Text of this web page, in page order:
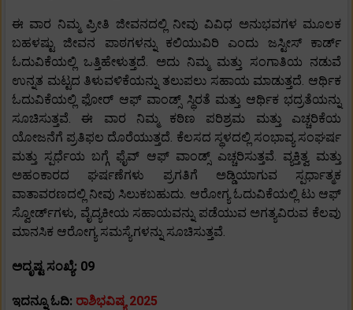
ಈ ವಾರ ನಿಮ್ಮ ಪ್ರೀತಿ ಜೀವನದಲ್ಲಿ ನೀವು ವಿವಿಧ ಅನುಭವಗಳ ಮೂಲಕ
ಬಹಳಷ್ಟು ಜೀವನ ಪಾಠಗಳನ್ನು ಕಲಿಯುವಿರಿ ಎಂದು ಜಸ್ಟೀಸ್ ಕಾರ್ಡ್
ಓದುವಿಕೆಯಲ್ಲಿ ಒತ್ತಿಹೇಳುತ್ತದೆ. ಅದು ನಿಮ್ಮ ಮತ್ತು ಸಂಗಾತಿಯ ನಡುವೆ
ಉನ್ನತ ಮಟ್ಟದ ತಿಳುವಳಿಕೆಯನ್ನು ತಲುಪಲು ಸಹಾಯ ಮಾಡುತ್ತದೆ. ಆರ್ಥಿಕ
ಓದುವಿಕೆಯಲ್ಲಿ ಫೋರ್ ಆಫ್ ವಾಂಡ್ಸ್ ಸ್ಥಿರತೆ ಮತ್ತು ಆರ್ಥಿಕ ಭದ್ರತೆಯನ್ನು
ಸೂಚಿಸುತ್ತವೆ. ಈ ವಾರ ನಿಮ್ಮ ಕಠಿಣ ಪರಿಶ್ರಮ ಮತ್ತು ಎಚ್ಚರಿಕೆಯ
ಯೋಜನೆಗೆ ಪ್ರತಿಫಲ ದೊರೆಯುತ್ತದೆ. ಕೆಲಸದ ಸ್ಥಳದಲ್ಲಿ ಸಂಭಾವ್ಯ ಸಂಘರ್ಷ
ಮತ್ತು ಸ್ಪರ್ಧೆಯ ಬಗ್ಗೆ ಫೈವ್ ಆಫ್ ವಾಂಡ್ಸ್ ಎಚ್ಚರಿಸುತ್ತವೆ. ವ್ಯಕ್ತಿತ್ವ ಮತ್ತು
ಅಹಂಕಾರದ ಘರ್ಷಣೆಗಳು ಪ್ರಗತಿಗೆ ಅಡ್ಡಿಯಾಗುವ ಸ್ಪರ್ಧಾತ್ಮಕ
ವಾತಾವರಣದಲ್ಲಿ ನೀವು ಸಿಲುಕಬಹುದು. ಆರೋಗ್ಯ ಓದುವಿಕೆಯಲ್ಲಿ ಟು ಆಫ್
ಸ್ವೋರ್ಡ್‌ಗಳು, ವೈದ್ಯಕೀಯ ಸಹಾಯವನ್ನು ಪಡೆಯುವ ಅಗತ್ಯವಿರುವ ಕೆಲವು
ಮಾನಸಿಕ ಆರೋಗ್ಯ ಸಮಸ್ಯೆಗಳನ್ನು ಸೂಚಿಸುತ್ತವೆ.
ಅದೃಷ್ಟ ಸಂಖ್ಯೆ: 09
ಇದನ್ನೂ ಓದಿ: ರಾಶಿಭವಿಷ್ಯ 2025